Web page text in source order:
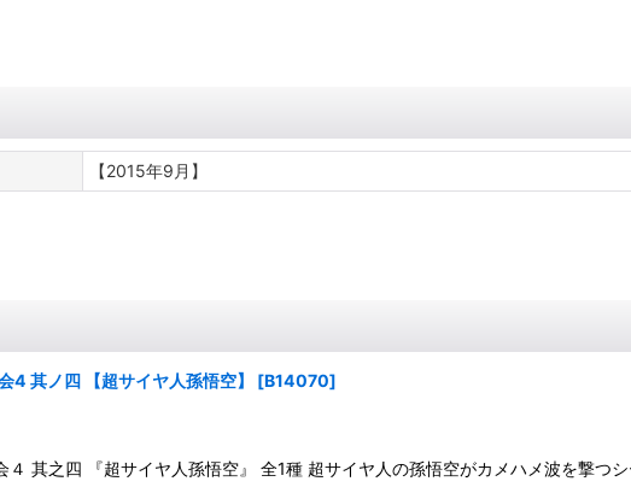
【2015年9月】
其ノ四 【超サイヤ人孫悟空】 [B14070]
其之四 『超サイヤ人孫悟空』 全1種 超サイヤ人の孫悟空がカメハメ波を撃つシ